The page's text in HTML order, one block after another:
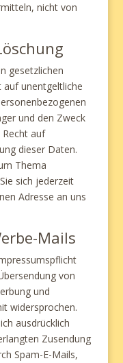
nicht von
gesetzlichen
auf unentgeltliche
und den Zweck
auf
dieser Daten.
Thema
sich jederzeit
Adresse an uns
Mails
von
und
widersprochen.
ausdrücklich
Zusendung
Spam-E-Mails,